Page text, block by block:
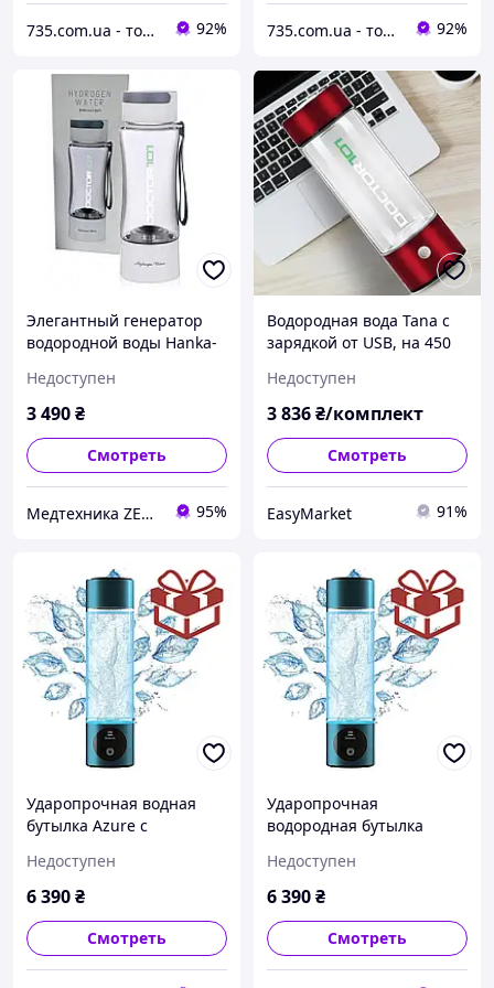
735.com.ua - товары для дома, медицинское и техническое оборудование с доставкой по Украине 92% 735.com.ua - товары для дома, медицинское и техническое оборудование с доставкой по Украине 92%
Элегантный генератор
водородной воды Hanka-
Водородная бутылка с
мощным аккумулятором
Недоступен
3 490₴
Смотреть
Медтехника ZENET 95%
Водородная вода Tana с
зарядкой от USB, на 450
Портативный генератор
водородных бутылок с
Недоступен
3 836₴/комплект
Смотреть
EasyMarket 91%
Ударопрочная водная
бутылка Azure с
Doctor-101, (690078)
Недоступен
6 390₴
Смотреть
Ударопрочная
водородная бутылка
DuPont
Недоступен
6 390₴
Смотреть